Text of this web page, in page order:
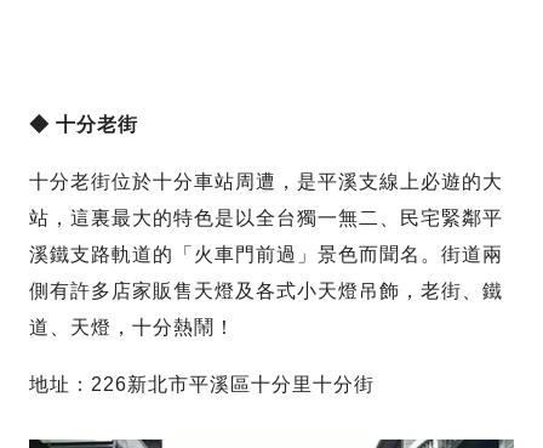
◆ 十分老街
十分老街位於十分車站周遭，是平溪支線上必遊的大
站，這裏最大的特色是以全台獨一無二、民宅緊鄰平
溪鐵支路軌道的「火車門前過」景色而聞名。街道兩
側有許多店家販售天燈及各式小天燈吊飾，老街、鐵
道、天燈，十分熱鬧！
地址：226新北市平溪區十分里十分街